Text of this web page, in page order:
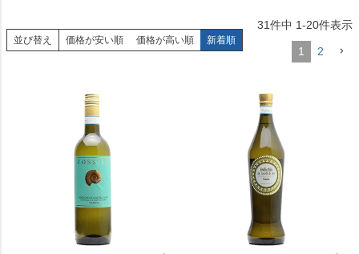
並び替え 価格が安い順 価格が高い順 新着順
31件中 1-20件表示
1 2